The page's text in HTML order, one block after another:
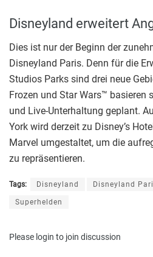
Disneyland erweitert
Dies ist nur der Beginn der
Disneyland Paris. Denn für die
Studios Parks sind drei neue
Frozen und Star Wars™ basieren
und Live-Unterhaltung geplant.
York wird derzeit zu Disney’s
Marvel umgestaltet, um die
zu repräsentieren.
Tags: Disneyland Disneyland
Superhelden
Please login to join discussion